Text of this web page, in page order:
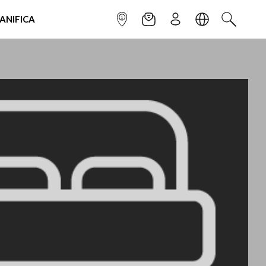
INFOPOINTNEWSLETTER
ISCRIVITILINGUACERCA